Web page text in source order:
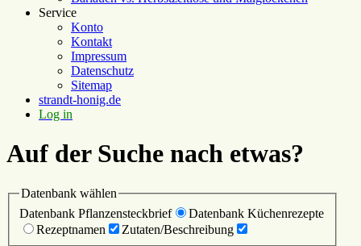
Service
Konto
Kontakt
Impressum
Datenschutz
Sitemap
strandt-honig.de
Log in
Auf der Suche nach etwas?
Datenbank wählen
Datenbank Pflanzensteckbrief
Datenbank Küchenrezepte
Rezeptnamen
Zutaten/Beschreibung